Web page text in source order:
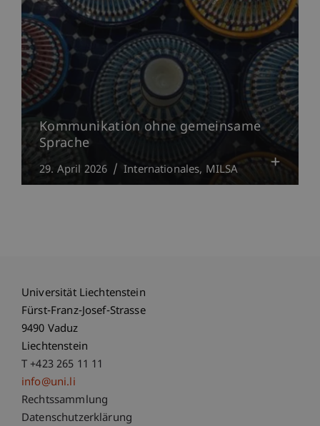
Kommunikation ohne gemeinsame
Sprache
29. April 2026 Internationales MILSA
Universität Liechtenstein
Fürst-Franz-Josef-Strasse
9490 Vaduz
Liechtenstein
T +423 265 11 11
info@uni.li
Fußzeile Rechtliche Hinweise
Rechtssammlung
Datenschutzerklärung